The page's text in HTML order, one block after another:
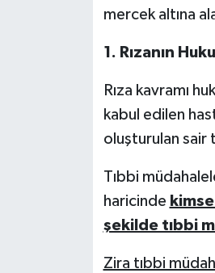
mercek altına
1. Rızanın
Rıza kavramı
kabul edilen
oluşturulan sair
Tıbbi
haricinde
şekilde tıbbi
Zira tıbbi